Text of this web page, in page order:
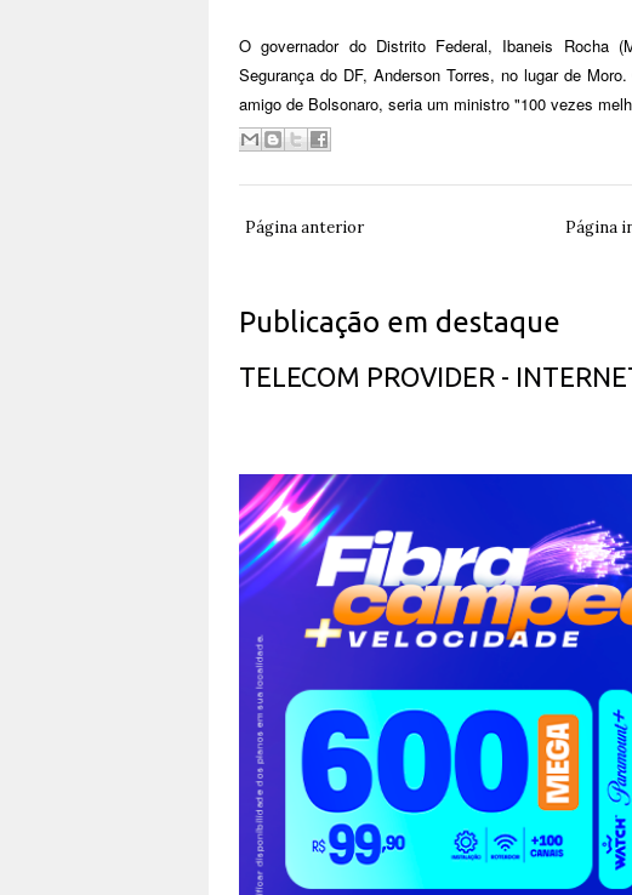
O governador do Distrito Federal, Ibaneis Rocha
Segurança do DF, Anderson Torres, no lugar de
amigo de Bolsonaro, seria um ministro "100 vezes
Página anterior Página
Publicação em destaque
TELECOM PROVIDER -